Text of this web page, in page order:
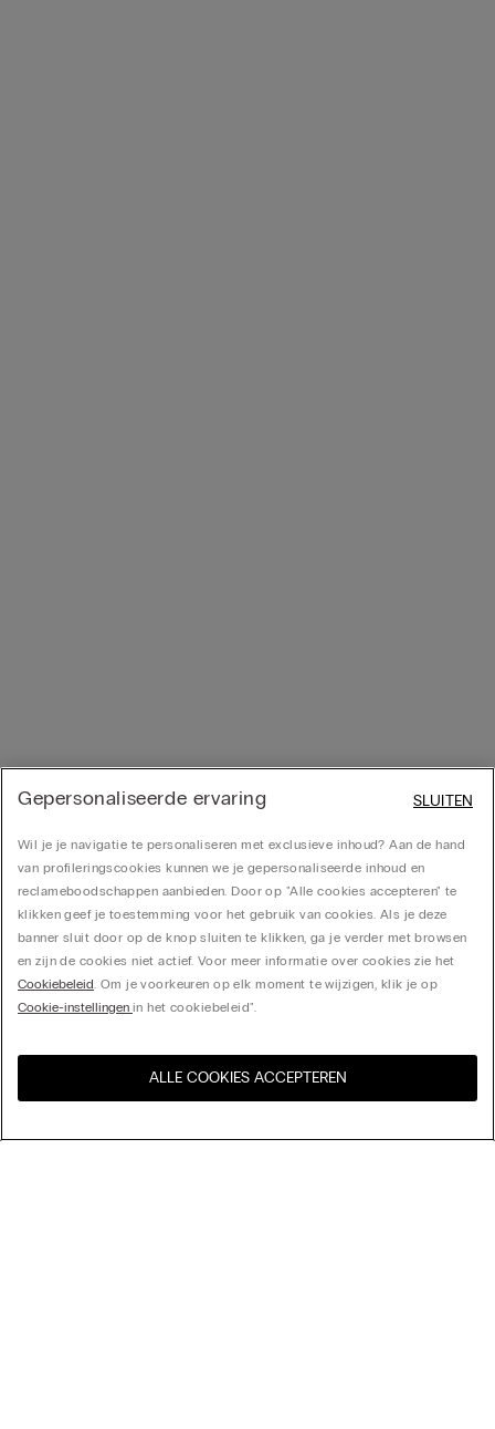
United States
Gepersonaliseerde ervaring
Wil je je navigatie te personaliseren met exclusieve inhoud? Aan de hand
van profileringscookies kunnen we je gepersonaliseerde inhoud en
reclameboodschappen aanbieden. Door op "Alle cookies accepteren" te
klikken geef je toestemming voor het gebruik van cookies. Als je deze
banner sluit door op de knop sluiten te klikken, ga je verder met browsen
en zijn de cookies niet actief. Voor meer informatie over cookies zie het
Cookiebeleid. Om je voorkeuren op elk moment te wijzigen, klik je op
Cookie-instellingen in het cookiebeleid".
ALLE COOKIES ACCEPTEREN
SLUITEN